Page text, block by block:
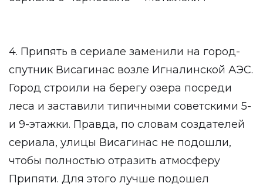
4. Припять в сериале заменили на город-
спутник Висагинас возле Игналинской АЭС.
Город строили на берегу озера посреди
леса и заставили типичными советскими 5-
и 9-этажки. Правда, по словам создателей
сериала, улицы Висагинас не подошли,
чтобы полностью отразить атмосферу
Припяти. Для этого лучше подошел